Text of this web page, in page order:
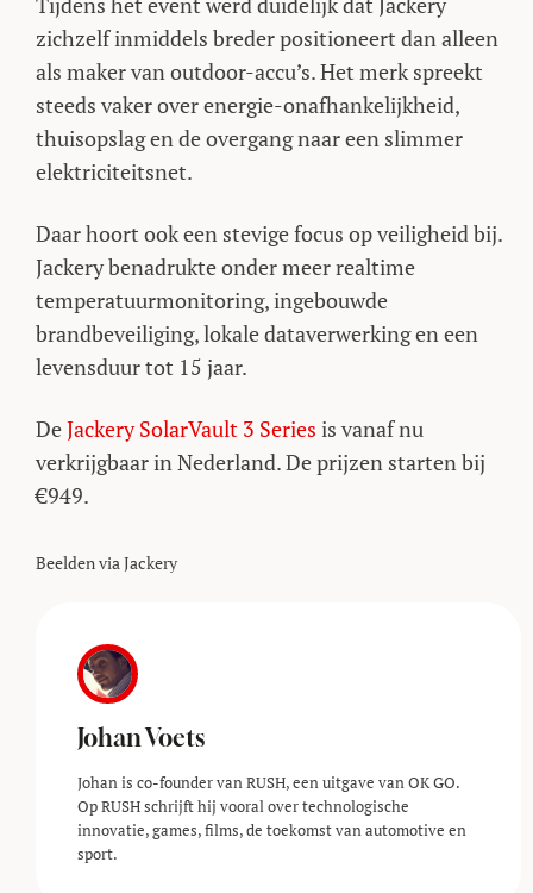
zichzelf inmiddels breder positioneert dan alleen
als maker van outdoor-accu’s. Het merk spreekt
steeds vaker over energie-onafhankelijkheid,
thuisopslag en de overgang naar een slimmer
elektriciteitsnet.
Daar hoort ook een stevige focus op veiligheid bij.
Jackery benadrukte onder meer realtime
temperatuurmonitoring, ingebouwde
brandbeveiliging, lokale dataverwerking en een
levensduur tot 15 jaar.
DeJackery SolarVault 3 Series is vanaf nu
verkrijgbaar in Nederland. De prijzen starten bij
€949.
Beelden via Jackery
Johan Voets
Johan is co-founder van RUSH, een uitgave van OK GO.
Op RUSH schrijft hij vooral over technologische
innovatie, games, films, de toekomst van automotive en
sport.